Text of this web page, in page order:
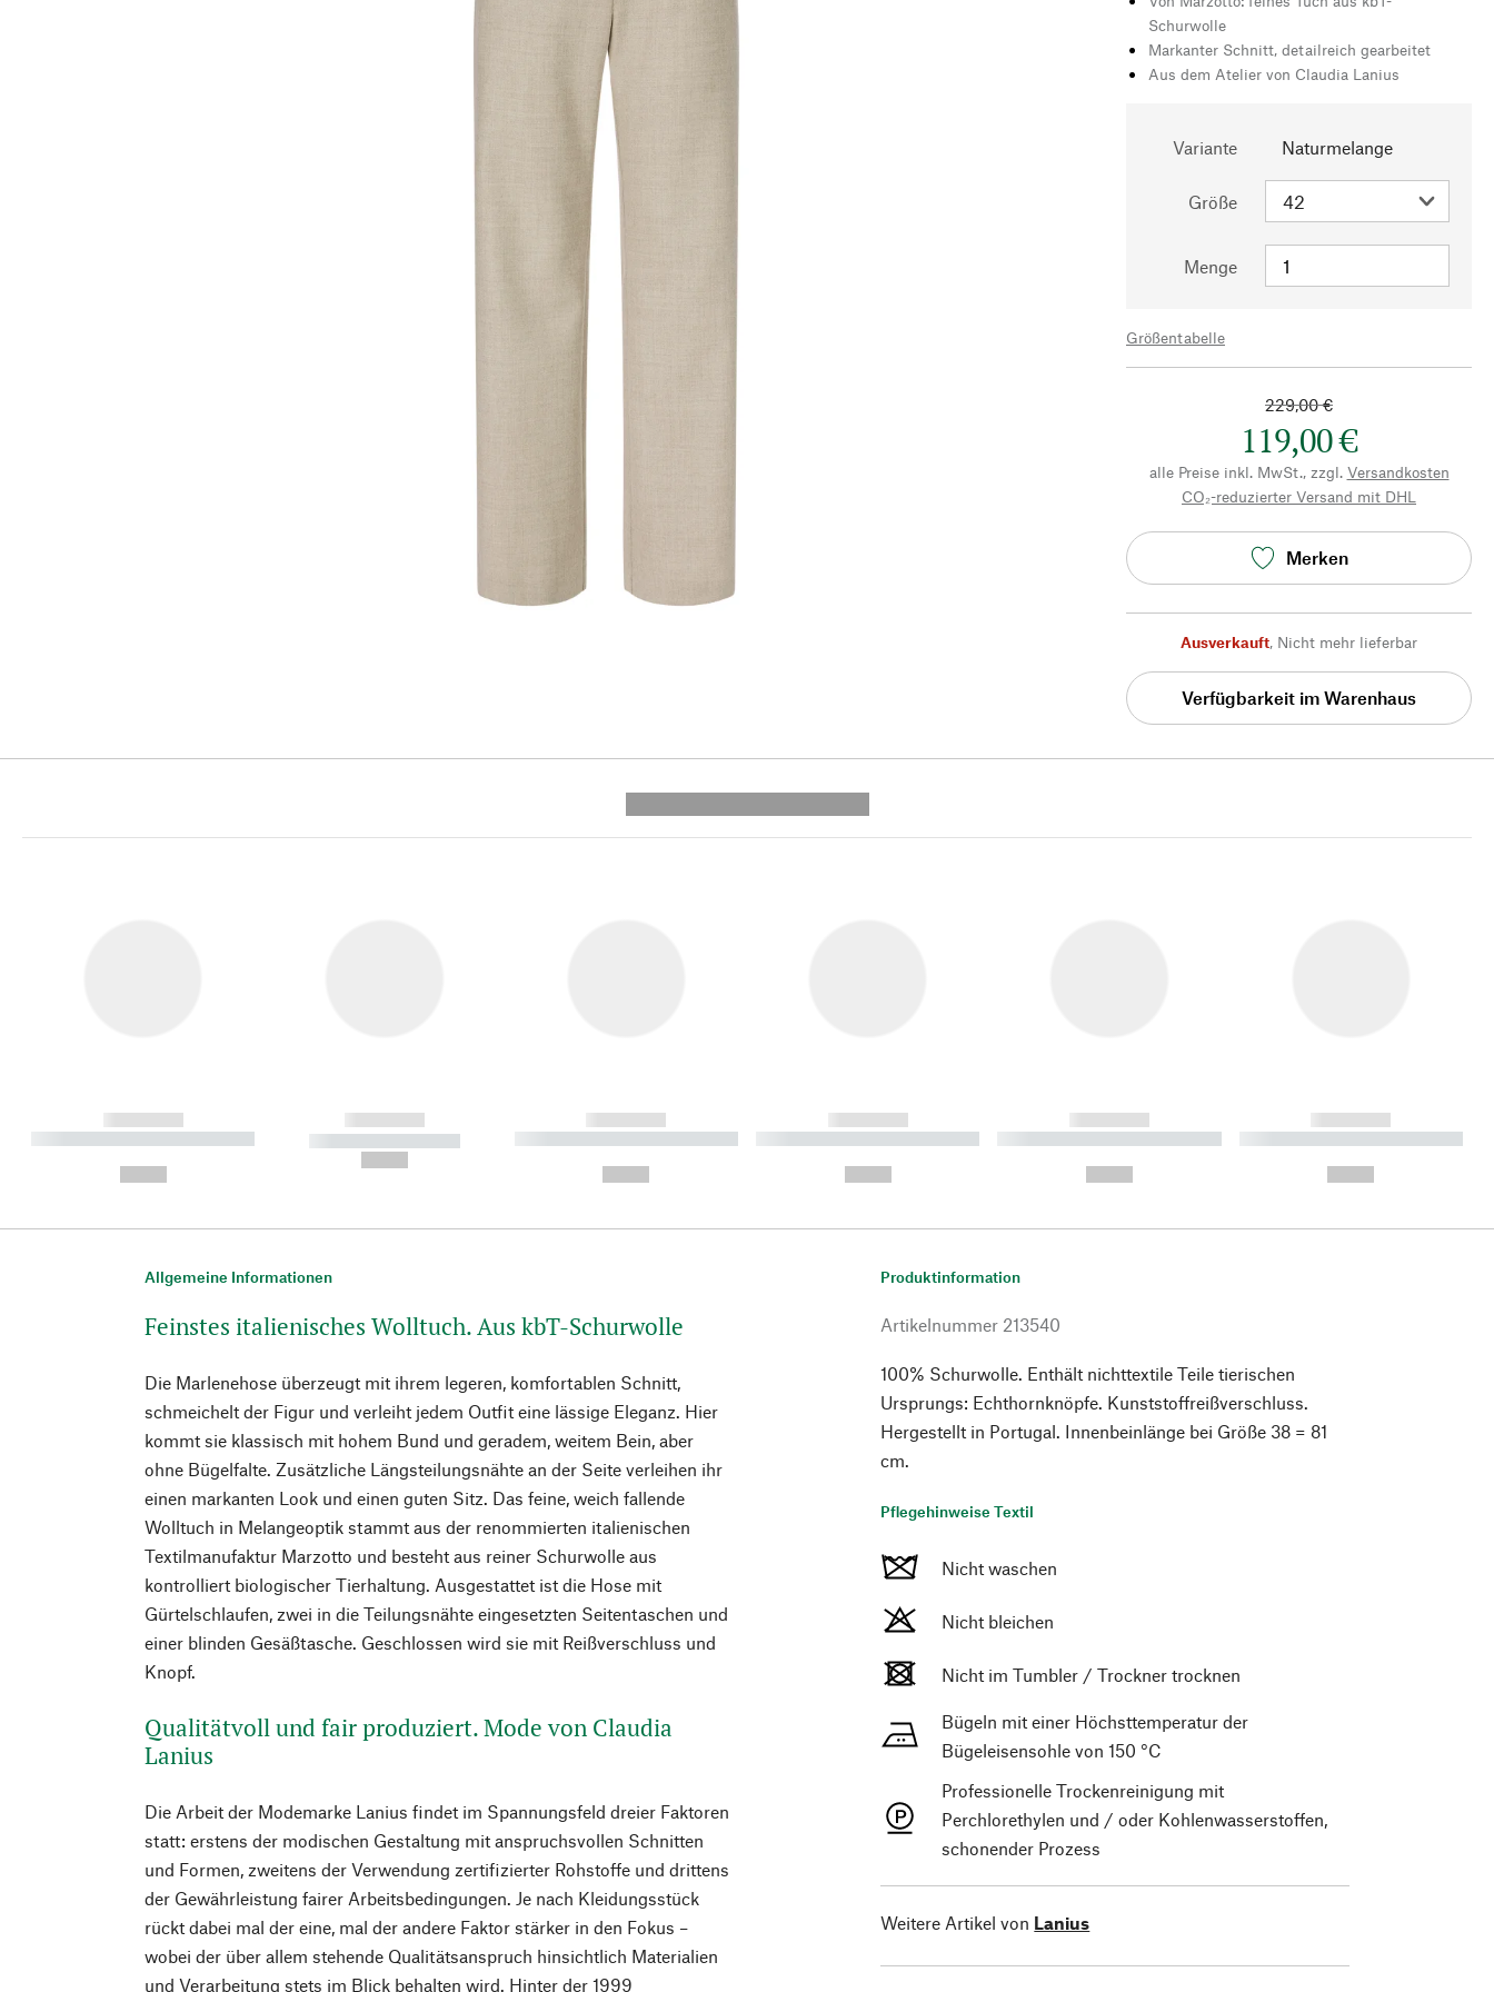
Schurwolle
Markanter Schnitt, detailreich gearbeitet
Aus dem Atelier von Claudia Lanius
Variante Naturmelange
Größe
Menge
Größentabelle
229,00 €
119,00 €
alle Preise inkl. MwSt., zzgl. Versandkosten
CO₂-reduzierter Versand mit DHL
Merken
Ausverkauft, Nicht mehr lieferbar
Verfügbarkeit im Warenhaus
------------
----------- ----------- ----------
------------
----------- -----------
------------
----------- ----------- ----------
------------
----------- ----------- ----------
------------
----------- ----------- ----------
------------
----------- ----------- ----------
Allgemeine Informationen
Feinstes italienisches Wolltuch. Aus kbT-Schurwolle
Die Marlenehose überzeugt mit ihrem legeren, komfortablen Schnitt,
schmeichelt der Figur und verleiht jedem Outfit eine lässige Eleganz. Hier
kommt sie klassisch mit hohem Bund und geradem, weitem Bein, aber
ohne Bügelfalte. Zusätzliche Längsteilungsnähte an der Seite verleihen ihr
einen markanten Look und einen guten Sitz. Das feine, weich fallende
Wolltuch in Melangeoptik stammt aus der renommierten italienischen
Textilmanufaktur Marzotto und besteht aus reiner Schurwolle aus
kontrolliert biologischer Tierhaltung. Ausgestattet ist die Hose mit
Gürtelschlaufen, zwei in die Teilungsnähte eingesetzten Seitentaschen und
einer blinden Gesäßtasche. Geschlossen wird sie mit Reißverschluss und
Knopf.
Qualitätvoll und fair produziert. Mode von Claudia
Lanius
Die Arbeit der Modemarke Lanius findet im Spannungsfeld dreier Faktoren
statt: erstens der modischen Gestaltung mit anspruchsvollen Schnitten
und Formen, zweitens der Verwendung zertifizierter Rohstoffe und drittens
der Gewährleistung fairer Arbeitsbedingungen. Je nach Kleidungsstück
rückt dabei mal der eine, mal der andere Faktor stärker in den Fokus –
wobei der über allem stehende Qualitätsanspruch hinsichtlich Materialien
und Verarbeitung stets im Blick behalten wird. Hinter der 1999
Produktinformation
Artikelnummer 213540
100% Schurwolle. Enthält nichttextile Teile tierischen
Ursprungs: Echthornknöpfe. Kunststoffreißverschluss.
Hergestellt in Portugal. Innenbeinlänge bei Größe 38 = 81
cm.
Pflegehinweise Textil
Nicht waschen
Nicht bleichen
Nicht im Tumbler / Trockner trocknen
Bügeln mit einer Höchsttemperatur der
Bügeleisensohle von 150 °C
Professionelle Trockenreinigung mit
Perchlorethylen und / oder Kohlenwasserstoffen,
schonender Prozess
Weitere Artikel von Lanius